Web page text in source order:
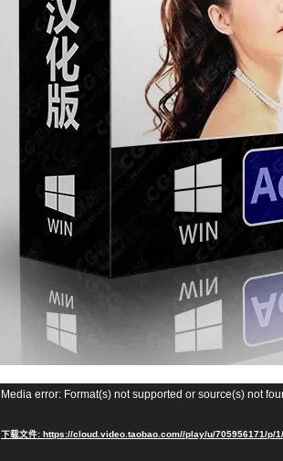
Media error: Format(s) not supported or source(s) not
下载文件: https://cloud.video.taobao.com//play/u/705956171/p/